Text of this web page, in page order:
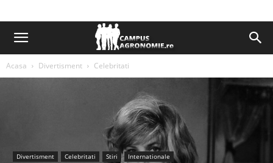
Acasa Divertisment Celebritati
Divertisment Celebritati Stiri Internationale